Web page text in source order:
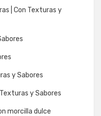
| Con Texturas y
y Sabores
y Sabores
morcilla dulce